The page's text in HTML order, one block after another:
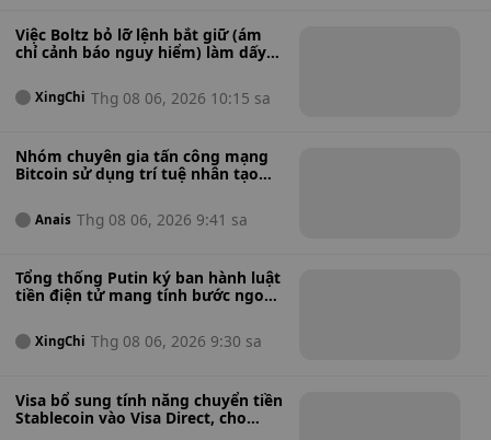
Việc Boltz bỏ lỡ lệnh bắt giữ (ám
chỉ cảnh báo nguy hiểm) làm dấy
quản trong bối cảnh khủng hoảng
tấn công trí tuệ nhân tạo.
XingChi Thg 08 06, 2026 10:15 sa
Nhóm chuyên gia tấn công mạng
Bitcoin sử dụng trí tuệ nhân tạo
"cực kỳ tồi tệ" sau khi phát hiện
hàng nghìn lỗ hổng phần mềm
Anais Thg 08 06, 2026 9:41 sa
Tổng thống Putin ký ban hành luật
tiền điện tử mang tính bước ngoặt,
được quản lý tại Nga.
XingChi Thg 08 06, 2026 9:30 sa
Visa bổ sung tính năng chuyển tiền
Stablecoin vào Visa Direct, cho